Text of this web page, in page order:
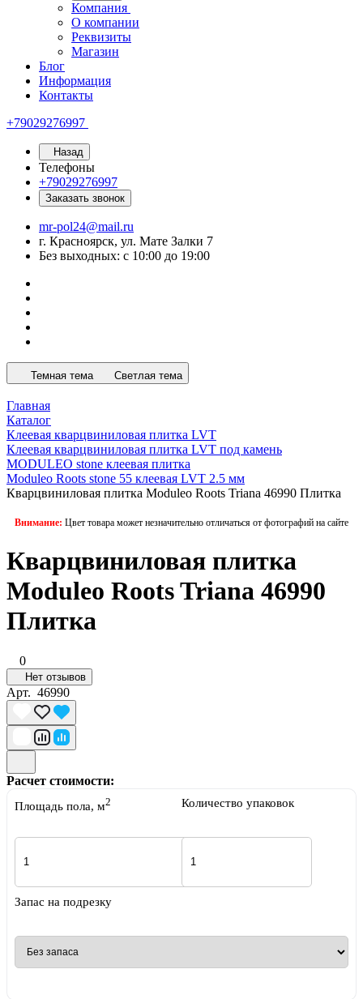
Компания
О компании
Реквизиты
Магазин
Блог
Информация
Контакты
+79029276997
Назад
Телефоны
+79029276997
Заказать звонок
mr-pol24@mail.ru
г. Красноярск, ул. Мате Залки 7
Без выходных: с 10:00 до 19:00
Темная тема Светлая тема
Главная
Каталог
Клеевая кварцвиниловая плитка LVT
Клеевая кварцвиниловая плитка LVT под камень
MODULEO stone клеевая плитка
Moduleo Roots stone 55 клеевая LVT 2.5 мм
Кварцвиниловая плитка Moduleo Roots Triana 46990 Плитка
Внимание: Цвет товара может незначительно отличаться от фотографий на сайте
Кварцвиниловая плитка
Moduleo Roots Triana 46990
Плитка
0
Нет отзывов
Арт. 46990
Расчет стоимости:
Площадь пола, м2 Количество упаковок
Запас на подрезку